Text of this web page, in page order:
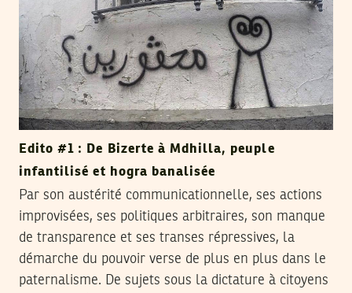
Edito #1 : De Bizerte à Mdhilla, peuple
infantilisé et hogra banalisée
Par son austérité communicationnelle, ses actions
improvisées, ses politiques arbitraires, son manque
de transparence et ses transes répressives, la
démarche du pouvoir verse de plus en plus dans le
paternalisme. De sujets sous la dictature à citoyens